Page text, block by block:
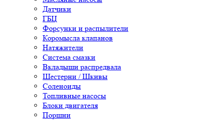
Датчики
ГБЦ
Форсунки и распылители
Коромысла клапанов
Натяжители
Система смазки
Вкладыши распредвала
Шестерни / Шкивы
Соленоиды
Топливные насосы
Блоки двигателя
Поршни